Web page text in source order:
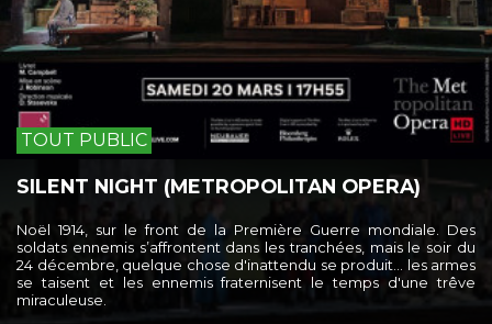
TOUT PUBLIC
SILENT NIGHT (METROPOLITAN OPERA)
Noël 1914, sur le front de la Première Guerre mondiale. Des
soldats ennemis s’affrontent dans les tranchées, mais le soir du
24 décembre, quelque chose d'inattendu se produit… les armes
se taisent et les ennemis fraternisent le temps d'une trêve
miraculeuse.